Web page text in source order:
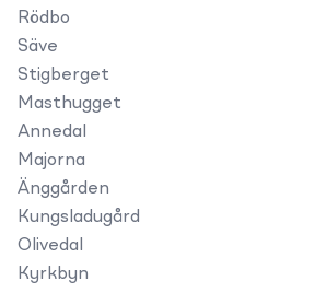
Rödbo
Säve
Stigberget
Masthugget
Annedal
Majorna
Änggården
Kungsladugård
Olivedal
Kyrkbyn